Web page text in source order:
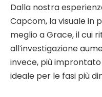
Dalla nostra
Capcom, la visuale in
meglio a Grace, il cui
all’investigazione
invece, più improntato
ideale per le fasi più